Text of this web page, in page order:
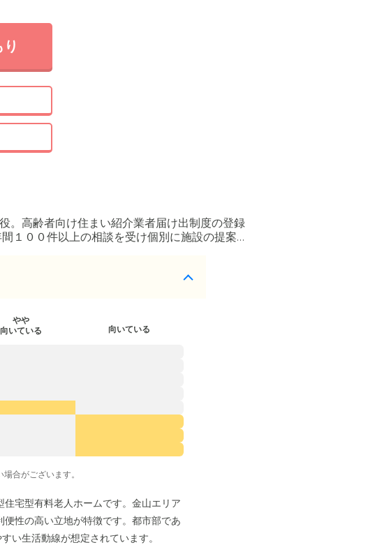
。高齢者向け住まい紹介業者届け出制度の登録
１００件以上の相談を受け個別に施設の提案と
やや
向いている
向いている
合がございます。
宅型有料老人ホームです。金山エリア
性の高い立地が特徴です。都市部であ
い生活動線が想定されています。